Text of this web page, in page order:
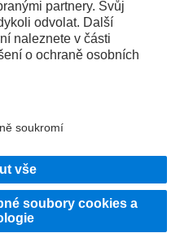
řidiči nákladních vozidel.